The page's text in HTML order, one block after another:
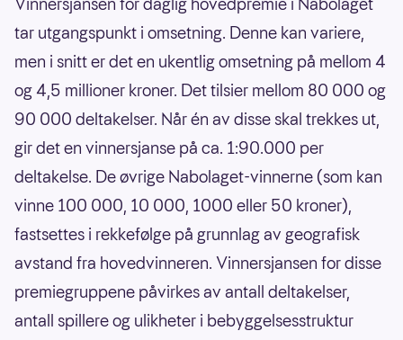
tar utgangspunkt i omsetning. Denne kan variere,
men i snitt er det en ukentlig omsetning på mellom 4
og 4,5 millioner kroner. Det tilsier mellom 80 000 og
90 000 deltakelser. Når én av disse skal trekkes ut,
gir det en vinnersjanse på ca. 1:90.000 per
deltakelse. De øvrige Nabolaget-vinnerne (som kan
vinne 100 000, 10 000, 1000 eller 50 kroner),
fastsettes i rekkefølge på grunnlag av geografisk
avstand fra hovedvinneren. Vinnersjansen for disse
premiegruppene påvirkes av antall deltakelser,
antall spillere og ulikheter i bebyggelsesstruktur